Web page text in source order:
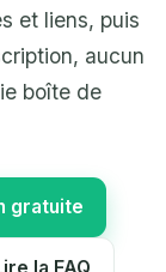
et liens, puis
aucun
boîte de
gratuite